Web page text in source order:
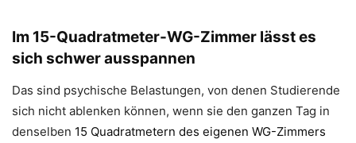
Im 15-Quadratmeter-WG-Zimmer lässt es
sich schwer ausspannen
Das sind psychische Belastungen, von denen Studierende
sich nicht ablenken können, wenn sie den ganzen Tag in
denselben 15 Quadratmetern des eigenen WG-Zimmers